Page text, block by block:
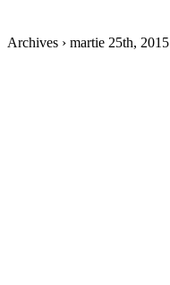
Archives › martie 25th, 2015